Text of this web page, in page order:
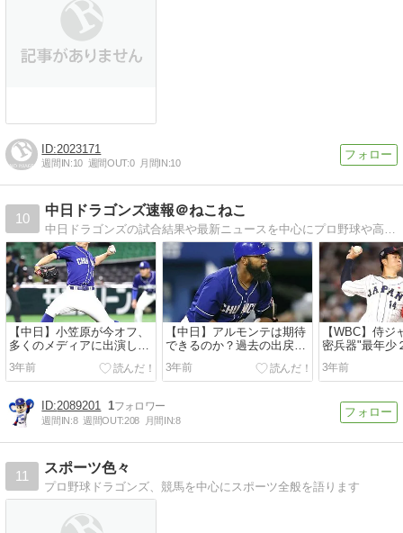
2023171
週間IN:10 週間OUT:0 月間IN:10
10
中日ドラゴンズ速報＠ねこねこ
中日ドラゴンズの試合結果や最新ニュースを中心にプロ野球や高校野球のニュースをまとめたサイトです。 みなさんが気になるドラゴンズ２軍での若手の活躍なども取り上げていければと思います。
【中日】小笠原が今オフ、
多くのメディアに出演した
理由
3年前
【中日】アルモンテは期待
できるのか？過去の出戻り
外国人は？
3年前
【WBC】侍ジ
密兵器"最年少
高橋宏斗
3年前
2089201 1
週間IN:8 週間OUT:208 月間IN:8
11
スポーツ色々
プロ野球ドラゴンズ、競馬を中心にスポーツ全般を語ります